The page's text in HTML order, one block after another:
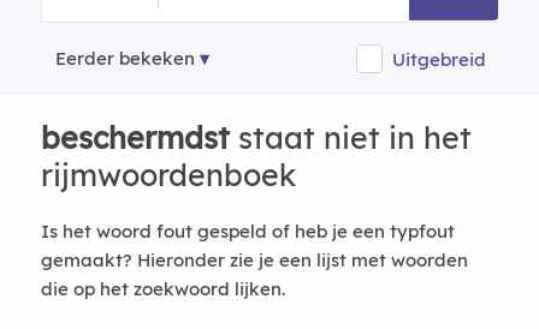
Eerder bekeken Uitgebreid
beschermdststaat niet in het
rijmwoordenboek
Is het woord fout gespeld of heb je een typfout
gemaakt? Hieronder zie je een lijst met woorden
die op het zoekwoord lijken.